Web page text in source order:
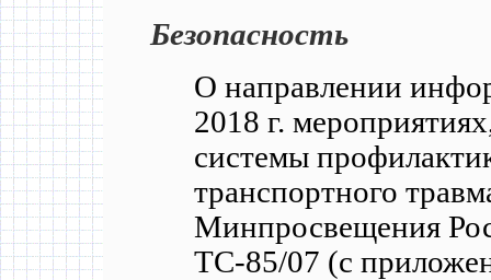
Безопасность
О направлении
2018 г.
системы
транспортного
Минпросвещения
ТС-85/07 (с